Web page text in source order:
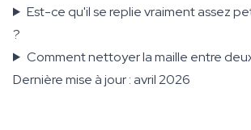
Est-ce qu'il se replie vraiment assez
?
Comment nettoyer la maille entre
Dernière mise à jour : avril 2026